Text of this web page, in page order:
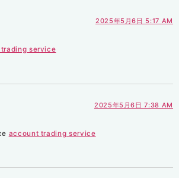
2025年5月6日 5:17 AM
service
2025年5月6日 7:38 AM
account trading service